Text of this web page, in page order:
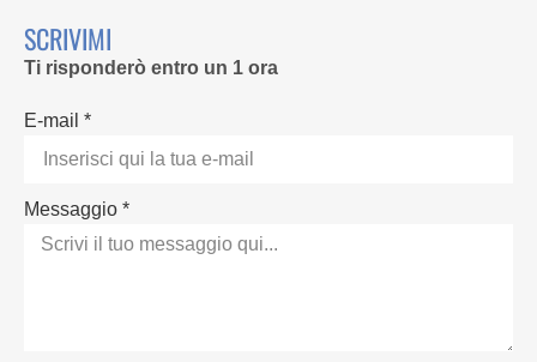
SCRIVIMI
Ti risponderò entro un 1 ora
E-mail *
Messaggio *